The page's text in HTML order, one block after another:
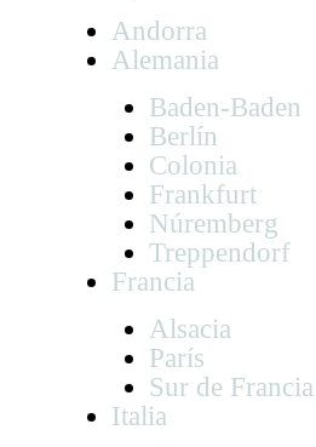
Andorra
Alemania
Baden-Baden
Berlín
Colonia
Frankfurt
Núremberg
Treppendorf
Francia
Alsacia
París
Sur de Francia
Italia